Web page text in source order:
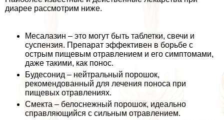
диарее рассмотрим ниже.
Месалазин – это могут быть таблетки, свечи и
суспензия. Препарат эффективен в борьбе с
острым пищевым отравлением и его симптомами,
даже такими, как понос.
Будесонид – нейтральный порошок,
рекомендованный для лечения поноса при
пищевых отравлениях.
Смекта – белоснежный порошок, идеально
справляющийся с сильным отравлением.